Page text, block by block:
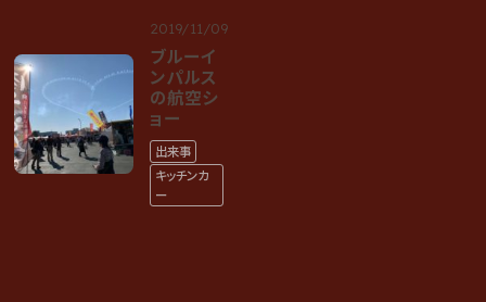
2019/11/09
ブルーイ
ンパルス
の航空シ
ョー
出来事
キッチンカ
ー